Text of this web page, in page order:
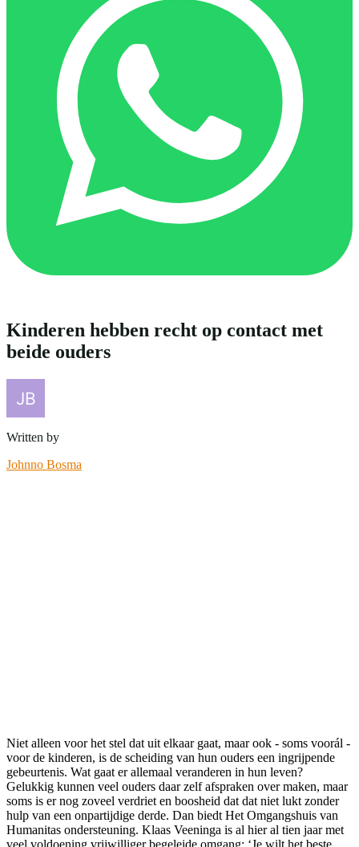
Kinderen hebben recht op contact met
beide ouders
Written by
Johnno Bosma
Niet alleen voor het stel dat uit elkaar gaat, maar ook - soms voorál -
voor de kinderen, is de scheiding van hun ouders een ingrijpende
gebeurtenis. Wat gaat er allemaal veranderen in hun leven?
Gelukkig kunnen veel ouders daar zelf afspraken over maken, maar
soms is er nog zoveel verdriet en boosheid dat dat niet lukt zonder
hulp van een onpartijdige derde. Dan biedt Het Omgangshuis van
Humanitas ondersteuning. Klaas Veeninga is al hier al tien jaar met
veel voldoening vrijwilliger begeleide omgang: ‘Je wilt het beste